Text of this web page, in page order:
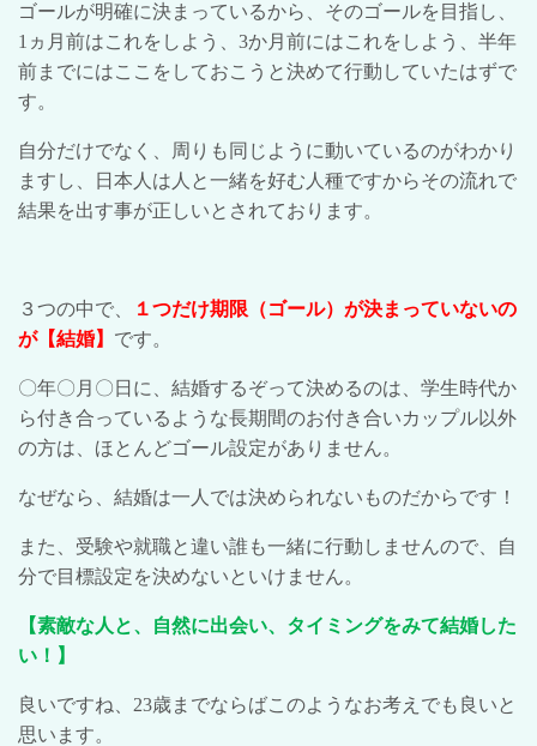
ゴールが明確に決まっているから、そのゴールを目指し、
1 ヵ月前はこれをしよう、 3か月前にはこれをしよう、半年
前までにはここをしておこうと決めて行動していたはずで
す。
自分だけでなく、周りも同じように動いているのがわかり
ますし、日本人は人と一緒を好む人種ですからその流れで
結果を出す事が正しいとされております。
３つの中で、
１つだけ期限（ゴール）が決まっていないの
が【結婚】 です。
〇年〇月〇日に、結婚するぞって決めるのは、学生時代か
ら付き合っているような長期間のお付き合いカップル以外
の方は、ほとんどゴール設定がありません。
なぜなら、結婚は一人では決められないものだからです！
また、受験や就職と違い誰も一緒に行動しませんので、自
分で目標設定を決めないといけません。
【素敵な人と、自然に出会い、タイミングをみて結婚した
い！】
良いですね、 23歳までならばこのようなお考えでも良いと
思います。